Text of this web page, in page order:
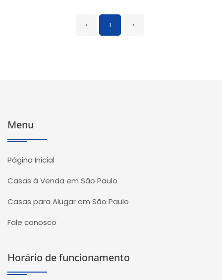
‹ 1 ›
Menu
Página Inicial
Casas à Venda em São Paulo
Casas para Alugar em São Paulo
Fale conosco
Horário de funcionamento